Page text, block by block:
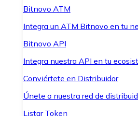
Bitnovo ATM
Integra un ATM Bitnovo en tu
Bitnovo API
Integra nuestra API en tu
Conviértete en Distribuidor
Únete a nuestra red de
Listar Token